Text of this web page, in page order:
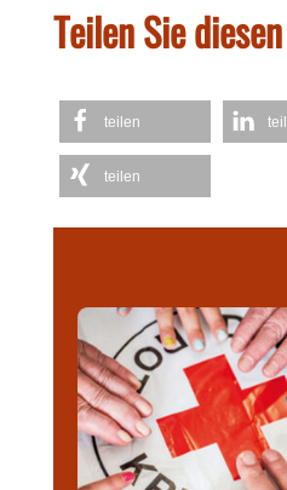
Teilen Sie
teilen
teilen